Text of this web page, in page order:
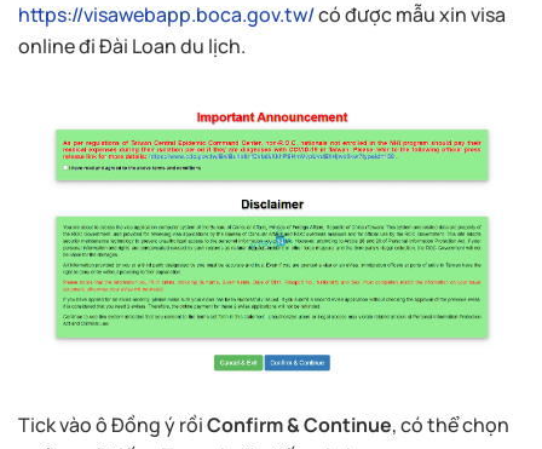
https://visawebapp.boca.gov.tw/có được mẫu xin visa
online đi Đài Loan du lịch.
Tick vào ô Đồng ý rồiConfirm & Continue, có thể chọn